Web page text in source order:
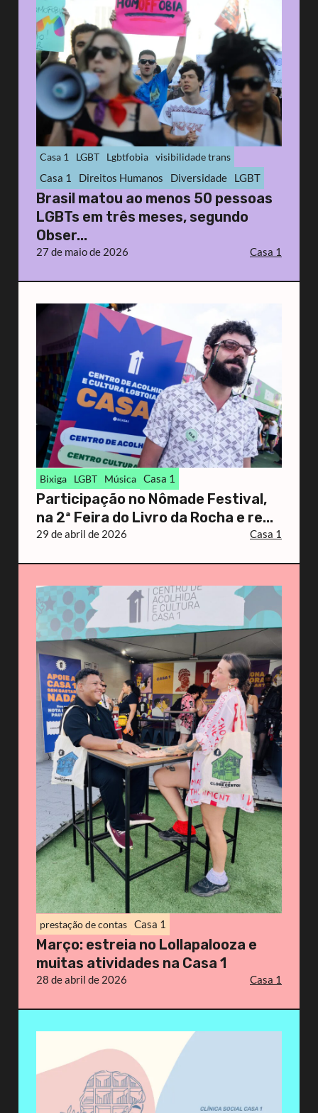
Casa 1 LGBT Lgbtfobia visibilidade trans
Casa 1 Direitos Humanos Diversidade LGBT
Brasil matou ao menos 50 pessoas
LGBTs em três meses, segundo
Obser...
27 de maio de 2026 Casa 1
Bixiga LGBT Música Casa 1
Participação no Nômade Festival,
na 2ª Feira do Livro da Rocha e re...
29 de abril de 2026 Casa 1
prestação de contas Casa 1
Março: estreia no Lollapalooza e
muitas atividades na Casa 1
28 de abril de 2026 Casa 1